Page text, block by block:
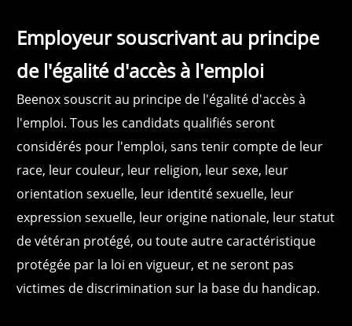
Employeur souscrivant au principe
de l'égalité d'accès à l'emploi
Beenox souscrit au principe de l'égalité d'accès à
l'emploi. Tous les candidats qualifiés seront
considérés pour l'emploi, sans tenir compte de leur
race, leur couleur, leur religion, leur sexe, leur
orientation sexuelle, leur identité sexuelle, leur
expression sexuelle, leur origine nationale, leur statut
de vétéran protégé, ou toute autre caractéristique
protégée par la loi en vigueur, et ne seront pas
victimes de discrimination sur la base du handicap.